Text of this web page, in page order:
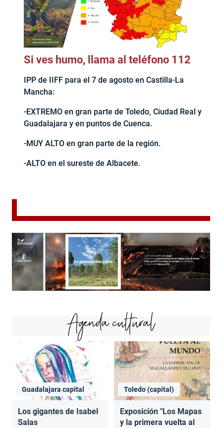
Si ves humo, llama al teléfono 112
IPP de IIFF para el 7 de agosto en Castilla-La
Mancha:
-EXTREMO en gran parte de Toledo, Ciudad Real y
Guadalajara y en puntos de Cuenca.
-MUY ALTO en gran parte de la región.
-ALTO en el sureste de Albacete.
Agenda cultural
Guadalajara capital
Los gigantes de Isabel
Salas
Toledo (capital)
Exposición "Los Mapas
y la primera vuelta al